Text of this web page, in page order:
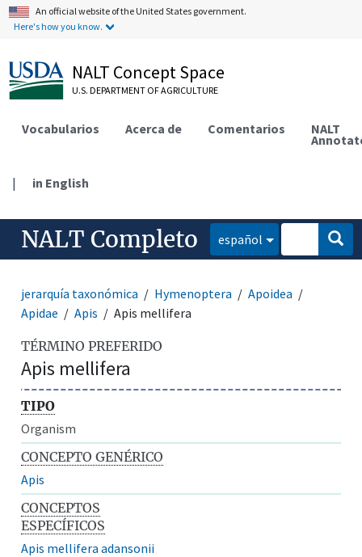
An official website of the United States government.
Here's how you know.
NALT Concept Space
U.S. DEPARTMENT OF AGRICULTURE
Vocabularios Acerca de Comentarios NALT
| in English
NALT Completo español
jerarquía taxonómica Hymenoptera
Apoidea
Apidae
Apis Apis mellifera
TÉRMINO PREFERIDO
Apis mellifera
TIPO
Organism
CONCEPTO GENÉRICO
Apis
CONCEPTOS
ESPECÍFICOS
Apis mellifera adansonii